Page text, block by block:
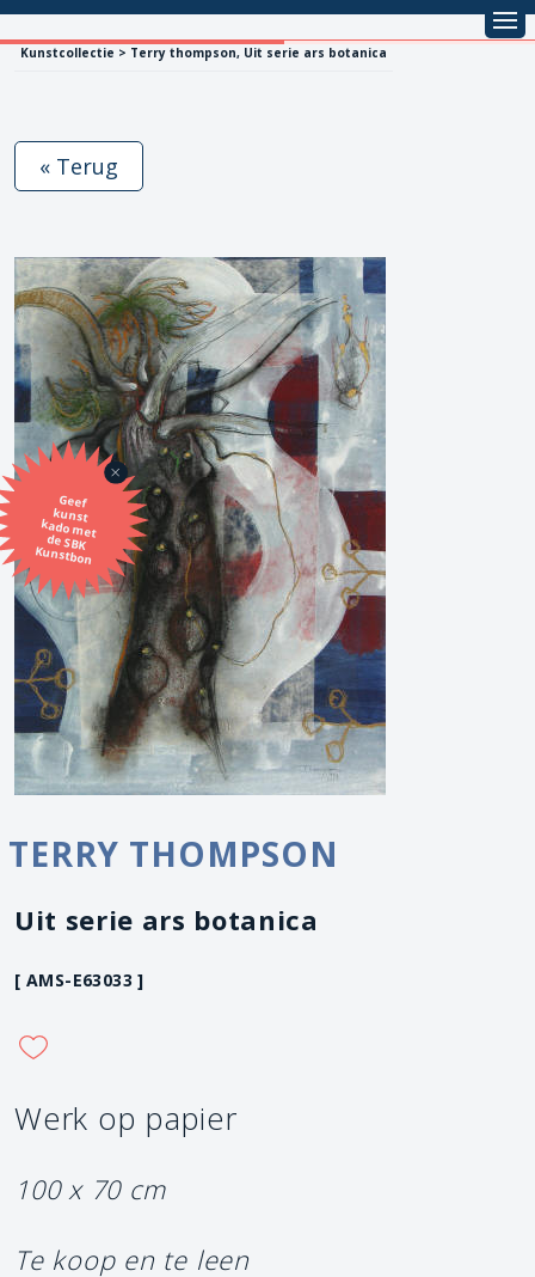
Kunstcollectie > Terry thompson, Uit serie ars botanica
Geef
kunst
kado met
de SBK
Kunstbon
« Terug
TERRY THOMPSON
Uit serie ars botanica
[ AMS-E63033 ]
Werk op papier
100 x 70 cm
Te koop en te leen